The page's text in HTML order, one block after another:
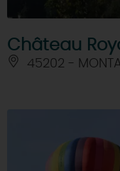
Château
45202 -